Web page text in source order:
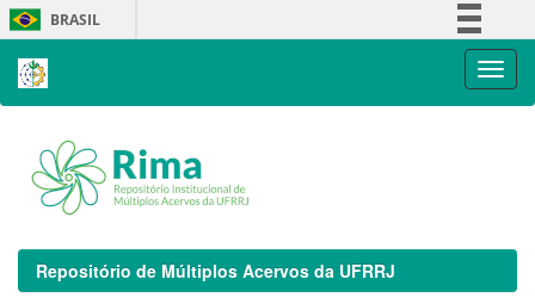
Skip
navigation
BRASIL
Repositório de Múltiplos Acervos da UFRRJ